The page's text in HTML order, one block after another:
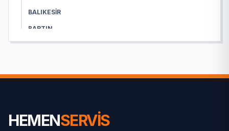
BALIKESIR
BARTIN
BATMAN
BILECIK
BOLU
HEMENSERVİS